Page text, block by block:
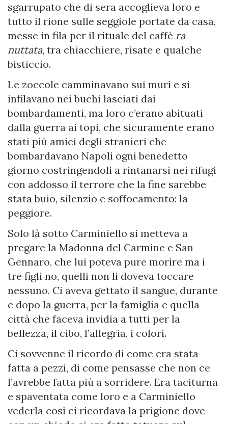
sgarrupato che di sera accoglieva loro e
tutto il rione sulle seggiole portate da casa,
messe in fila per il rituale del caffè ra
nuttata, tra chiacchiere, risate e qualche
bisticcio.
Le zoccole camminavano sui muri e si
infilavano nei buchi lasciati dai
bombardamenti, ma loro c’erano abituati
dalla guerra ai topi, che sicuramente erano
stati più amici degli stranieri che
bombardavano Napoli ogni benedetto
giorno costringendoli a rintanarsi nei rifugi
con addosso il terrore che la fine sarebbe
stata buio, silenzio e soffocamento: la
peggiore.
Solo là sotto Carminiello si metteva a
pregare la Madonna del Carmine e San
Gennaro, che lui poteva pure morire ma i
tre figli no, quelli non li doveva toccare
nessuno. Ci aveva gettato il sangue, durante
e dopo la guerra, per la famiglia e quella
città che faceva invidia a tutti per la
bellezza, il cibo, l’allegria, i colori.
Ci sovvenne il ricordo di come era stata
fatta a pezzi, di come pensasse che non ce
l’avrebbe fatta più a sorridere. Era taciturna
e spaventata come loro e a Carminiello
vederla così ci ricordava la prigione dove